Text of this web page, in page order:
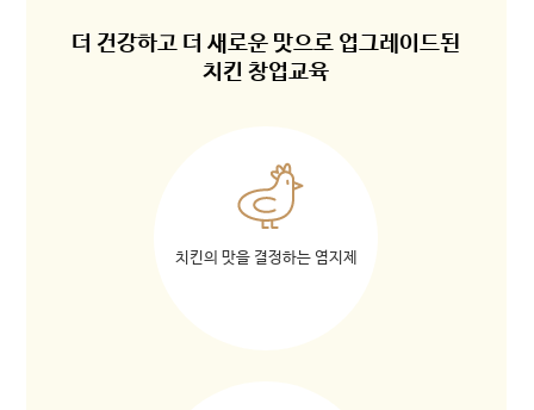
더 건강하고 더 새로운 맛으로 업그레이드된
치킨 창업교육
치킨의 맛을 결정하는 염지제